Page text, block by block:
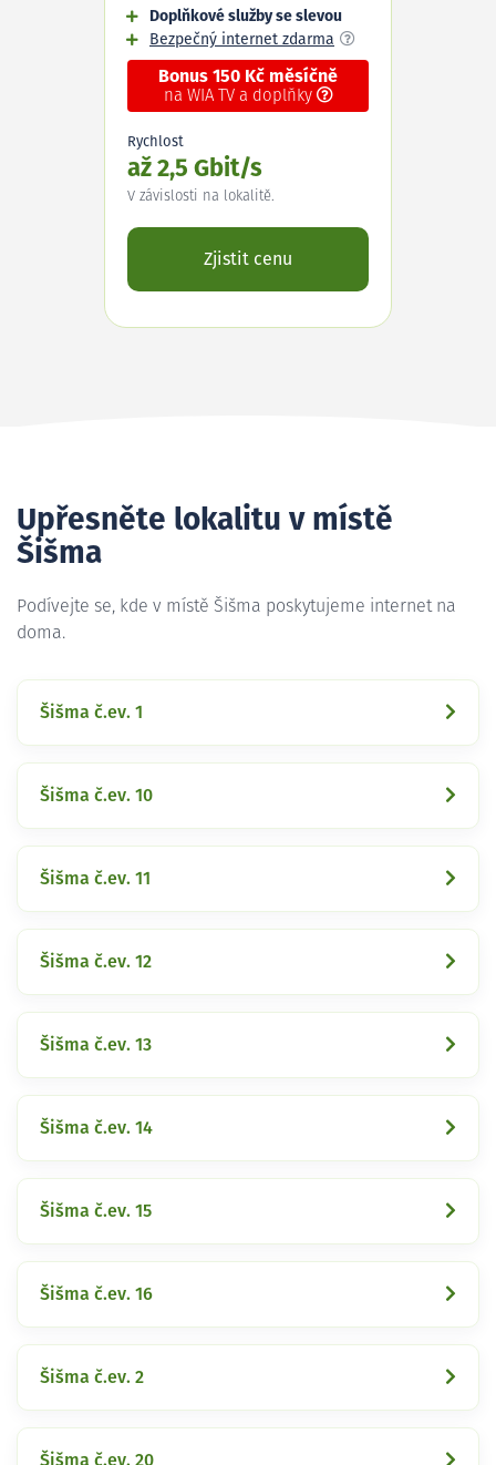
Doplňkové služby se slevou
Bezpečný internet zdarma
Bonus 150 Kč měsíčně
na WIA TV a doplňky
Rychlost
až 2,5 Gbit/s
V závislosti na lokalitě.
Zjistit cenu
Upřesněte lokalitu v místě
Šišma
Podívejte se, kde v místě Šišma poskytujeme internet na
doma.
Šišma č.ev. 1
Šišma č.ev. 10
Šišma č.ev. 11
Šišma č.ev. 12
Šišma č.ev. 13
Šišma č.ev. 14
Šišma č.ev. 15
Šišma č.ev. 16
Šišma č.ev. 2
Šišma č.ev. 20